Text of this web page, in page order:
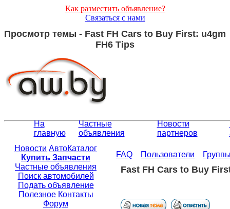
Как разместить объявление?
Связаться с нами
Просмотр темы - Fast FH Cars to Buy First: u4gm
FH6 Tips
На
главную
Частные
объявления
Новости
партнеров
Новости АвтоКаталог
Купить Запчасти
Частные объявления
Поиск автомобилей
Подать объявление
Полезное Контакты
Форум
FAQ Пользователи
Fast FH Cars to Buy